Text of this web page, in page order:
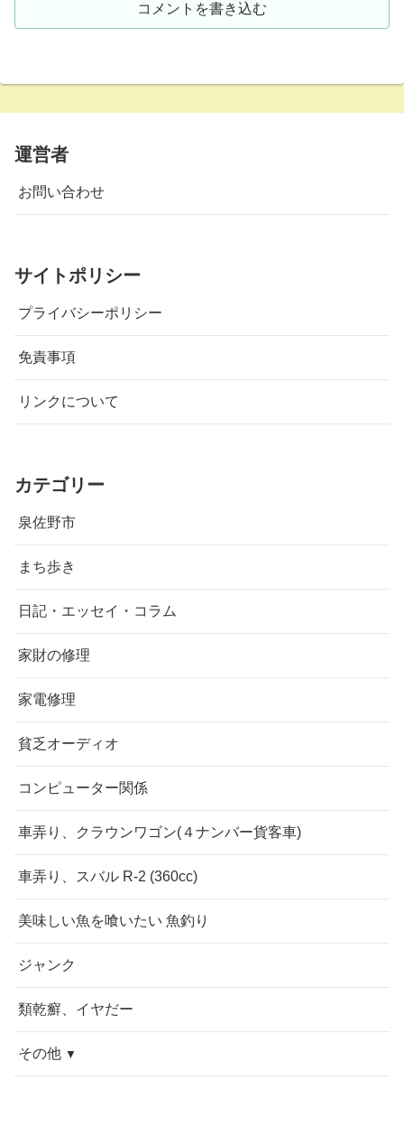
コメントを書き込む
運営者
お問い合わせ
サイトポリシー
プライバシーポリシー
免責事項
リンクについて
カテゴリー
泉佐野市
まち歩き
日記・エッセイ・コラム
家財の修理
家電修理
貧乏オーディオ
コンピューター関係
車弄り、クラウンワゴン(４ナンバー貨客車)
車弄り、スバル R-2 (360cc)
美味しい魚を喰いたい 魚釣り
ジャンク
類乾癬、イヤだー
その他